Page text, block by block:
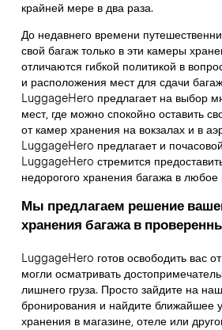
крайней мере в два раза.
До недавнего времени
свой багаж только в эти камеры
отличаются гибкой политикой в
и расположения мест для сдачи
LuggageHero предлагает на выбор
мест, где можно спокойно оставить
от камер хранения на вокзалах и в
LuggageHero предлагает и
LuggageHero стремится
недорогого хранения багажа в
Мы предлагаем решение
хранения багажа в
LuggageHero готов освободить вас
могли осматривать
лишнего груза. Просто зайдите на
бронирования и найдите ближайшее
хранения в магазине, отеле или